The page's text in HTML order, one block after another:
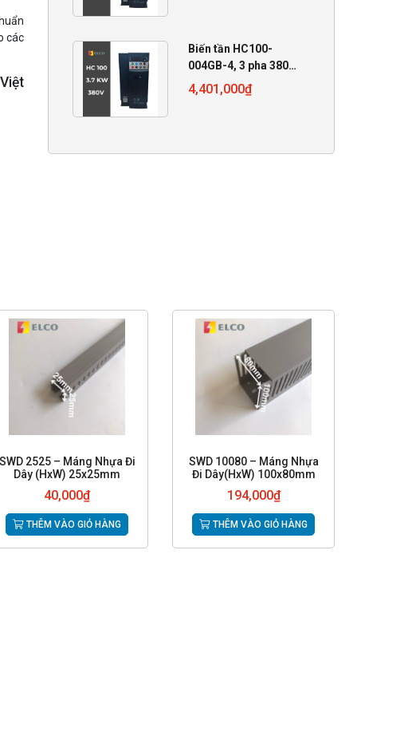
các
Biến tần HC100-
004GB-4, 3 pha 380V,
4 KW
4,401,000₫
SWD 2525 – Máng Nhựa Đi
Dây (HxW) 25x25mm
40,000₫
THÊM VÀO GIỎ HÀNG
SWD 10080 – Máng Nhựa
Đi Dây(HxW) 100x80mm
194,000₫
THÊM VÀO GIỎ HÀNG